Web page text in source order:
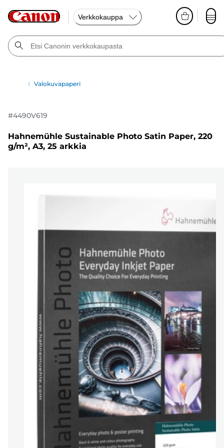
Verkkokauppa
Valokuvapaperi
#4490V619
Hahnemühle Sustainable Photo Satin Paper, 220
g/m², A3, 25 arkkia